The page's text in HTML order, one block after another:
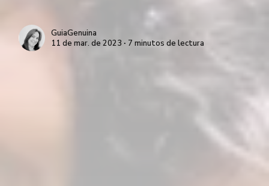
GuiaGenuina
11 de mar. de 2023 ∙ 7 minutos de lectura